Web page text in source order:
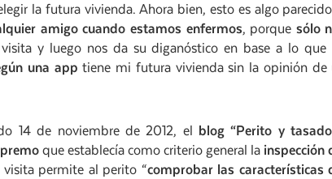
la futura vivienda. Ahora bien, esto es algo
amigo cuando estamos enfermos, porque sólo
y luego nos da su diganóstico en base a lo que
una app tiene mi futura vivienda sin la opinión de
14 de noviembre de 2012, el blog “Perito y
que establecía como criterio general la inspección
visita permite al perito “comprobar las características